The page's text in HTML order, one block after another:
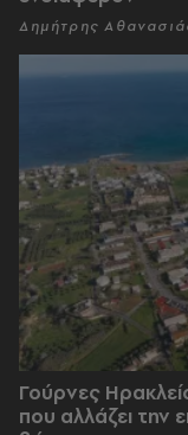
Δημήτρης
Γούρνες
που αλλάζει την